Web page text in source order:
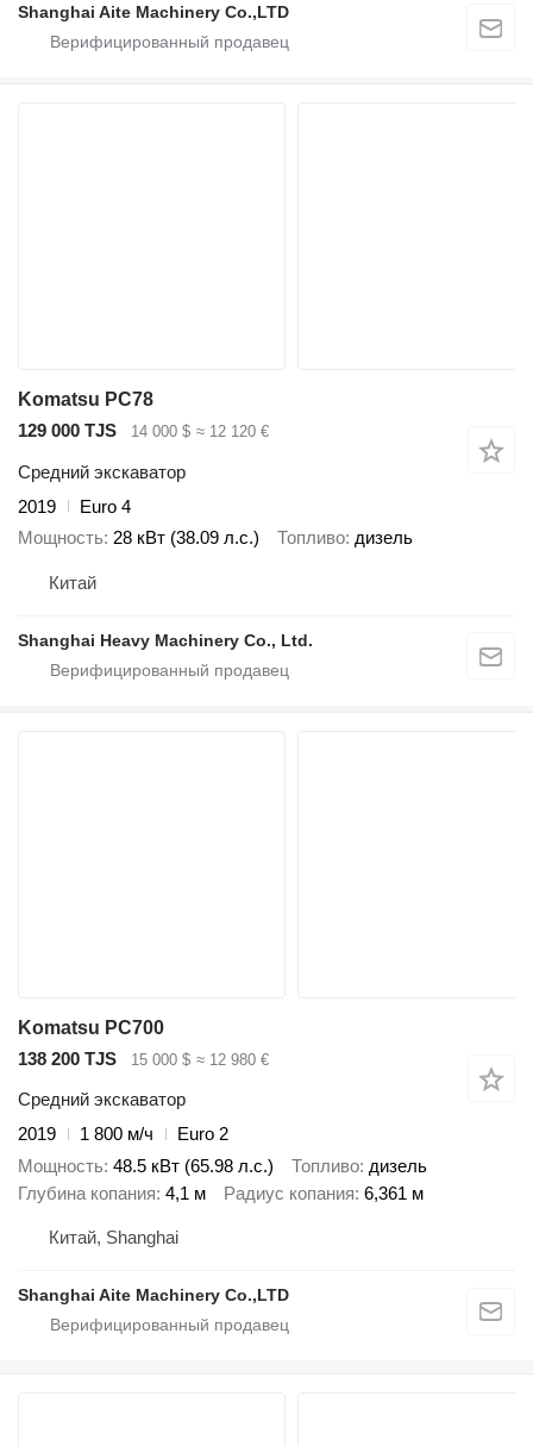
Shanghai Aite Machinery Co.,LTD
Komatsu PC78
129 000 TJS
14 000 $ ≈ 12 120 €
Средний экскаватор
2019
Euro 4
Мощность 28 кВт (38.09 л.с.) Топливо дизель
Китай
Shanghai Heavy Machinery Co., Ltd.
Komatsu PC700
138 200 TJS
15 000 $ ≈ 12 980 €
Средний экскаватор
2019
1 800 м/ч
Euro 2
Мощность 48.5 кВт (65.98 л.с.) Топливо дизель
Глубина копания 4,1 м Радиус копания 6,361 м
Китай, Shanghai
Shanghai Aite Machinery Co.,LTD